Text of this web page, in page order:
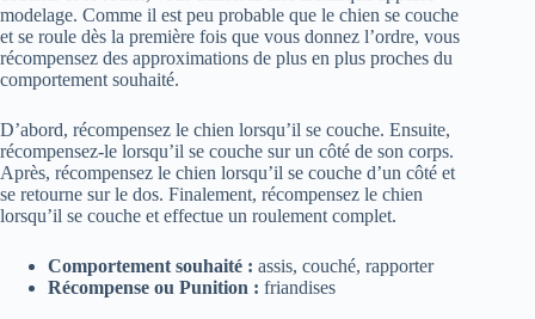
modelage. Comme il est peu probable que le chien se couche
et se roule dès la première fois que vous donnez l’ordre, vous
récompensez des approximations de plus en plus proches du
comportement souhaité.
D’abord, récompensez le chien lorsqu’il se couche. Ensuite,
récompensez-le lorsqu’il se couche sur un côté de son corps.
Après, récompensez le chien lorsqu’il se couche d’un côté et
se retourne sur le dos. Finalement, récompensez le chien
lorsqu’il se couche et effectue un roulement complet.
Comportement souhaité : assis, couché, rapporter
Récompense ou Punition : friandises